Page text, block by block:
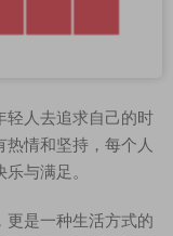
轻人去追求自己的时
情和坚持，每个人
与满足。
更是一种生活方式的